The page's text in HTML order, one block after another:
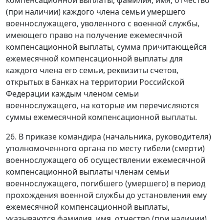
(при наличии) каждого члена семьи умершего
военнослужащего, уволенного с военной службы,
имеющего право на получение ежемесячной
компенсационной выплаты, сумма причитающейся
ежемесячной компенсационной выплаты для
каждого члена его семьи, реквизиты счетов,
открытых в банках на территории Российской
Федерации каждым членом семьи
военнослужащего, на которые им перечисляются
суммы ежемесячной компенсационной выплаты.
26. В приказе командира (начальника, руководителя)
уполномоченного органа по месту гибели (смерти)
военнослужащего об осуществлении ежемесячной
компенсационной выплаты членам семьи
военнослужащего, погибшего (умершего) в период
прохождения военной службы до установления ему
ежемесячной компенсационной выплаты,